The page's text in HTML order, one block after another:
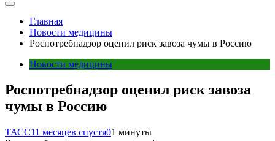
Главная
Новости медицины
Роспотребнадзор оценил риск завоза чумы в Россию
Новости медицины
Роспотребнадзор оценил риск завоза
чумы в Россию
ТАСС11 месяцев спустя01 минуты